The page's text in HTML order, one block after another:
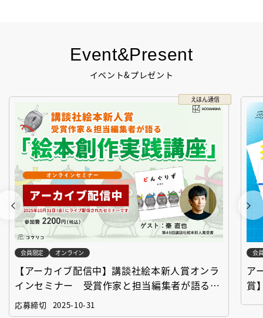
Event&Present
イベント&プレゼント
えほん通信
会員限定 オンライン
【アーカイブ配信中】講談社絵本新人賞オンラ
インセミナー 受賞作家と担当編集者が語る
「絵本創作実践講座」
応募締切 2025-10-31
会
ア
賞